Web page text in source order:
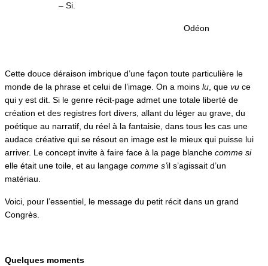
– Si.
Odéon
Cette douce déraison imbrique d’une façon toute particulière le
monde de la phrase et celui de l’image. On a moins lu , que vu ce
qui y est dit. Si le genre récit-page admet une totale liberté de
création et des registres fort divers, allant du léger au grave, du
poétique au narratif, du réel à la fantaisie, dans tous les cas une
audace créative qui se résout en image est le mieux qui puisse lui
arriver. Le concept invite à faire face à la page blanche comme si
elle était une toile, et au langage comme s’il s’agissait d’un
matériau.
Voici, pour l’essentiel, le message du petit récit dans un grand
Congrès.
Quelques moments